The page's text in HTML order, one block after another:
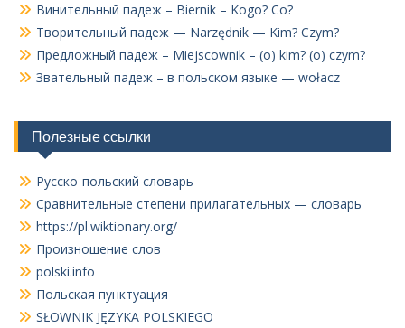
Винительный падеж – Biernik – Kogo? Co?
Творительный падеж — Narzędnik — Kim? Czym?
Предложный падеж – Miejscownik – (o) kim? (o) czym?
Звательный падеж – в польском языке — wołacz
Полезные ссылки
Русско-польский словарь
Сравнительные степени прилагательных — словарь
https://pl.wiktionary.org/
Произношение слов
polski.info
Польская пунктуация
SŁOWNIK JĘZYKA POLSKIEGO